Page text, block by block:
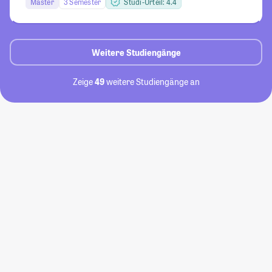
Weitere Studiengänge
Zeige49weitere Studiengänge an